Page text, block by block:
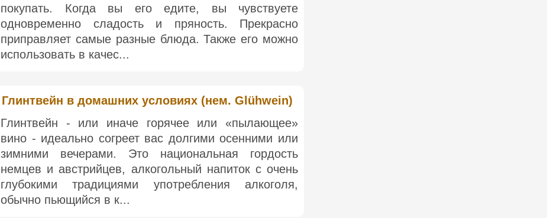
покупать. Когда вы его едите, вы чувствуете
одновременно сладость и пряность. Прекрасно
приправляет самые разные блюда. Также его можно
использовать в качес...
Глинтвейн в домашних условиях (нем. Glühwein)
Глинтвейн - или иначе горячее или «пылающее»
вино - идеально согреет вас долгими осенними или
зимними вечерами. Это национальная гордость
немцев и австрийцев, алкогольный напиток с очень
глубокими традициями употребления алкоголя,
обычно пьющийся в к...